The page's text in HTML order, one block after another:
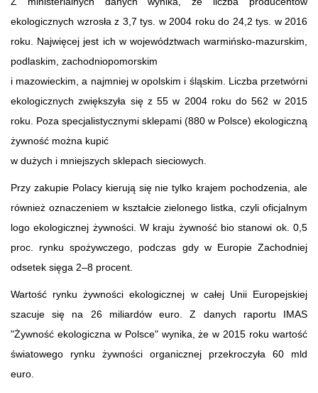
ekologicznych wzrosła z 3,7 tys. w 2004 roku do 24,2 tys. w 2016
roku. Najwięcej jest ich w województwach warmińsko-mazurskim,
podlaskim, zachodniopomorskim
i mazowieckim, a najmniej w opolskim i śląskim. Liczba przetwórni
ekologicznych zwiększyła się z 55 w 2004 roku do 562 w 2015
roku. Poza specjalistycznymi sklepami (880 w Polsce) ekologiczną
żywność można kupić
w dużych i mniejszych sklepach sieciowych.
Przy zakupie Polacy kierują się nie tylko krajem pochodzenia, ale
również oznaczeniem w kształcie zielonego listka, czyli oficjalnym
logo ekologicznej żywności. W kraju żywność bio stanowi ok. 0,5
proc. rynku spożywczego, podczas gdy w Europie Zachodniej
odsetek sięga 2–8 procent.
Wartość rynku żywności ekologicznej w całej Unii Europejskiej
szacuje się na 26 miliardów euro. Z danych raportu IMAS
"Żywność ekologiczna w Polsce" wynika, że w 2015 roku wartość
światowego rynku żywności organicznej przekroczyła 60 mld
euro.